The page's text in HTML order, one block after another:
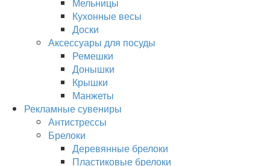
Кухонные весы
Доски
Аксессуары для посуды
Ремешки
Донышки
Крышки
Манжеты
Рекламные сувениры
Антистрессы
Брелоки
Деревянные брелоки
Пластиковые брелоки